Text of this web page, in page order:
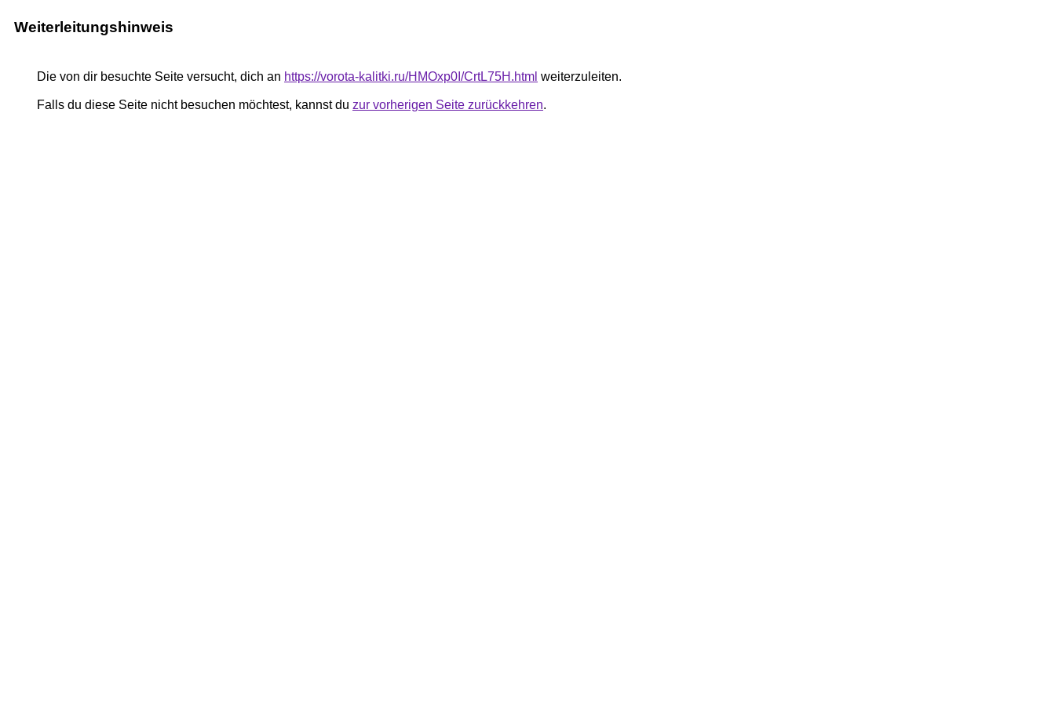
Weiterleitungshinweis
Die von dir besuchte Seite versucht, dich an https://vorota-kalitki.ru/HMOxp0I/CrtL75H.html weiterzuleiten.
Falls du diese Seite nicht besuchen möchtest, kannst du zur vorherigen Seite zurückkehren.